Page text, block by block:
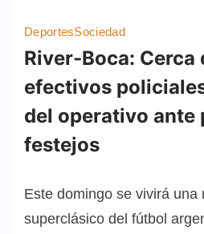
DeportesSociedad
River-Boca: Cerca
efectivos
del operativo ante
festejos
Este domingo se vivirá una
superclásico del fútbol